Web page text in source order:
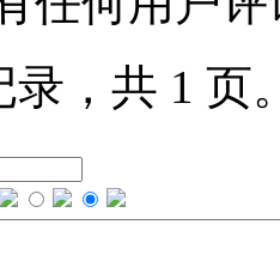
录，共 1 页